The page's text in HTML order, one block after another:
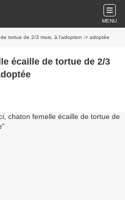
MENU
tortue de 2/3 mois, à l'adoption -> adoptée
écaille de tortue de 2/3